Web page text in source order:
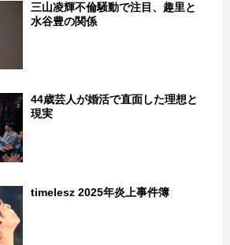
三山凌輝不倫騒動で注目、趣里と
水谷豊の関係
44歳芸人が婚活で直面した理想と
現実
timelesz 2025年炎上事件簿